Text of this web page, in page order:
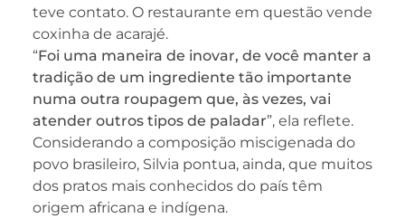
teve contato. O restaurante em questão vende
coxinha de acarajé.
“Foi uma maneira de inovar, de você manter a
tradição de um ingrediente tão importante
numa outra roupagem que, às vezes, vai
atender outros tipos de paladar”, ela reflete.
Considerando a composição miscigenada do
povo brasileiro, Silvia pontua, ainda, que muitos
dos pratos mais conhecidos do país têm
origem africana e indígena.